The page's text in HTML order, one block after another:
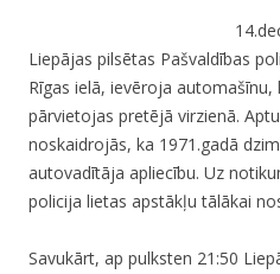
Liepājas pilsētas Pašvaldības
Rīgas ielā, ievēroja automašīnu,
pārvietojas pretējā virzienā.
noskaidrojās, ka 1971.gadā
autovadītāja apliecību. Uz
policija lietas apstākļu tālākai
Savukārt, ap pulksten 21:50